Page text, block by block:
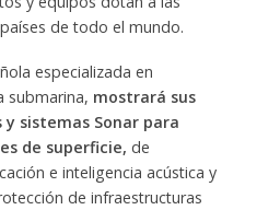
de todo el mundo.
especializada en
submarina, mostrará sus
sistemas Sonar para
de superficie, de
e inteligencia acústica y
de infraestructuras